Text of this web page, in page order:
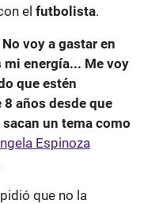
el futbolista.
voy a gastar en
energía... Me voy
que estén
años desde que
un tema como
Espinoza
que no la